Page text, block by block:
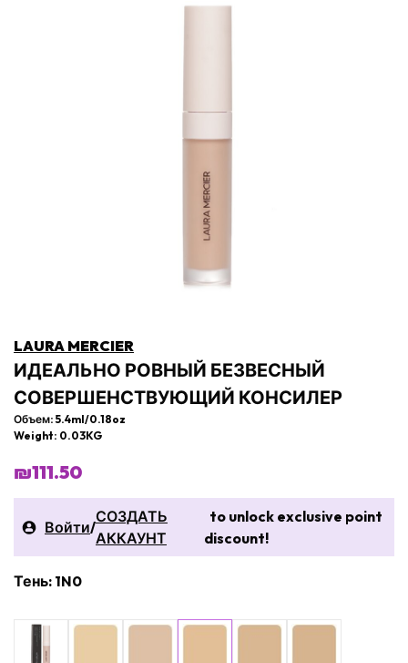
LAURA MERCIER
ИДЕАЛЬНО РОВНЫЙ БЕЗВЕСНЫЙ
СОВЕРШЕНСТВУЮЩИЙ КОНСИЛЕР
Объем: 5.4ml/0.18oz
Weight: 0.03KG
₪111.50
Войти/
СОЗДАТЬ
АККАУНТ
to unlock exclusive point
discount!
Тень: 1N0